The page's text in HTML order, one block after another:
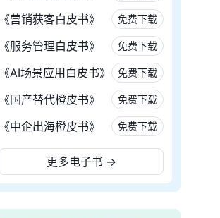
《营销获客白皮书》 免费下载
《服务管理白皮书》 免费下载
《AI场景应用白皮书》 免费下载
《国产替代橙皮书》 免费下载
《中企出海橙皮书》 免费下载
更多电子书 →